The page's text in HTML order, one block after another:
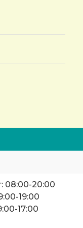
08:00-20:00
19:00
17:00